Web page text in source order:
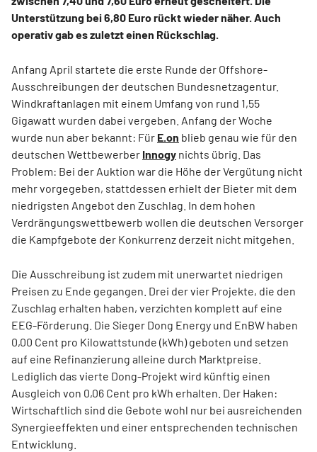
Unterstützung bei 6,80 Euro rückt wieder näher. Auch
operativ gab es zuletzt einen Rückschlag.
Anfang April startete die erste Runde der Offshore-
Ausschreibungen der deutschen Bundesnetzagentur.
Windkraftanlagen mit einem Umfang von rund 1,55
Gigawatt wurden dabei vergeben. Anfang der Woche
wurde nun aber bekannt: Für E.on blieb genau wie für den
deutschen Wettbewerber Innogy nichts übrig. Das
Problem: Bei der Auktion war die Höhe der Vergütung nicht
mehr vorgegeben, stattdessen erhielt der Bieter mit dem
niedrigsten Angebot den Zuschlag. In dem hohen
Verdrängungswettbewerb wollen die deutschen Versorger
die Kampfgebote der Konkurrenz derzeit nicht mitgehen.
Die Ausschreibung ist zudem mit unerwartet niedrigen
Preisen zu Ende gegangen. Drei der vier Projekte, die den
Zuschlag erhalten haben, verzichten komplett auf eine
EEG-Förderung. Die Sieger Dong Energy und EnBW haben
0,00 Cent pro Kilowattstunde (kWh) geboten und setzen
auf eine Refinanzierung alleine durch Marktpreise.
Lediglich das vierte Dong-Projekt wird künftig einen
Ausgleich von 0,06 Cent pro kWh erhalten. Der Haken:
Wirtschaftlich sind die Gebote wohl nur bei ausreichenden
Synergieeffekten und einer entsprechenden technischen
Entwicklung.